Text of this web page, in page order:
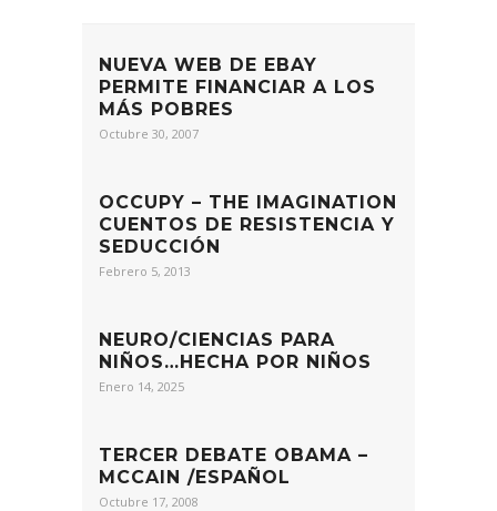
NUEVA WEB DE EBAY
PERMITE FINANCIAR A LOS
MÁS POBRES
Octubre 30, 2007
OCCUPY – THE IMAGINATION
CUENTOS DE RESISTENCIA Y
SEDUCCIÓN
Febrero 5, 2013
NEURO/CIENCIAS PARA
NIÑOS…HECHA POR NIÑOS
Enero 14, 2025
TERCER DEBATE OBAMA –
MCCAIN /ESPAÑOL
Octubre 17, 2008